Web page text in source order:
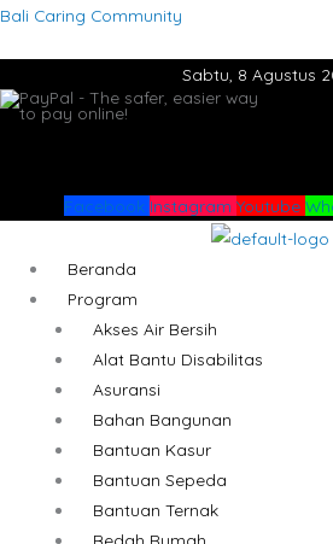
Lewati
Bali Caring Community
Sabtu, 8 Agustus
Facebook Instagram Youtube
Menu
Beranda
Program
Akses Air Bersih
Alat Bantu Disabilitas
Asuransi
Bahan Bangunan
Bantuan Kasur
Bantuan Sepeda
Bantuan Ternak
Menu